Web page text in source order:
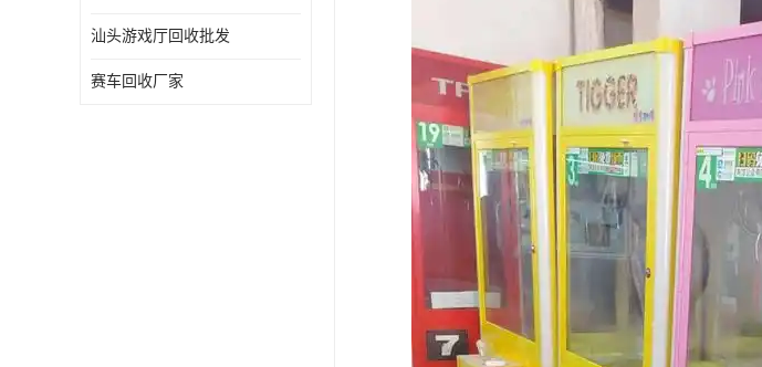
汕头游戏厅回收批发
赛车回收厂家